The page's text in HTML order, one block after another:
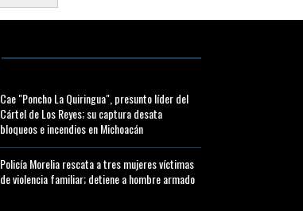
Cae "Poncho La Quiringua", presunto líder del
Cártel de Los Reyes; su captura desata
bloqueos e incendios en Michoacán
Policía Morelia rescata a tres mujeres víctimas
de violencia familiar; detiene a hombre armado